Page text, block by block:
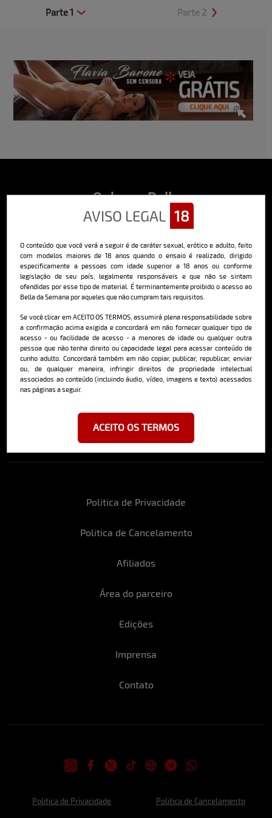
Parte 1 Parte 2
AVISO LEGAL 18
O conteúdo que você verá a seguir é de caráter sexual, erótico e adulto, feito
com modelos maiores de 18 anos quando o ensaio é realizado, dirigido
especificamente a pessoas com idade superior a 18 anos ou conforme
legislação de seu país, legalmente responsáveis e que não se sintam
ofendidas por esse tipo de material. É terminantemente proibido o acesso ao
Bella da Semana por aqueles que não cumpram tais requisitos.
Se você clicar em ACEITO OS TERMOS, assumirá plena responsabilidade sobre
a confirmação acima exigida e concordará em não fornecer qualquer tipo de
acesso - ou facilidade de acesso - a menores de idade ou qualquer outra
pessoa que não tenha direito ou capacidade legal para acessar conteúdo de
cunho adulto. Concordará também em não copiar, publicar, republicar, enviar
ou, de qualquer maneira, infringir direitos de propriedade intelectual
associados ao conteúdo (incluindo áudio, vídeo, imagens e texto) acessados
nas páginas a seguir.
ACEITO OS TERMOS
Sobre o Bella
O Bella da Semana é a maior e mais longeva revista masculina digital
do Brasil, com ensaios fotográficos e vídeos exclusivos de alta
comportamento, relacionamentos, tecnologia e erotismo.
Saiba mais
Politica de Privacidade
Politica de Cancelamento
Afiliados
Área do parceiro
Edições
Imprensa
Contato
Cadastre-se e receba a mais
deliciosa newsletter da internet
Politica de Privacidade Politica de Cancelamento